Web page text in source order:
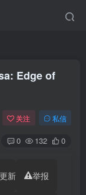
Edge of
关注 私信
0 132 0
新 举报